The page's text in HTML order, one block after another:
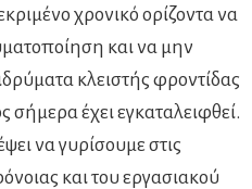
χρονικό ορίζοντα να
και να μην
κλειστής φροντίδας
σήμερα έχει εγκαταλειφθεί.
να γυρίσουμε στις
και του εργασιακού